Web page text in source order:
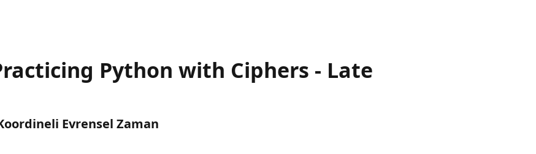
Python with Ciphers - Late
Evrensel Zaman